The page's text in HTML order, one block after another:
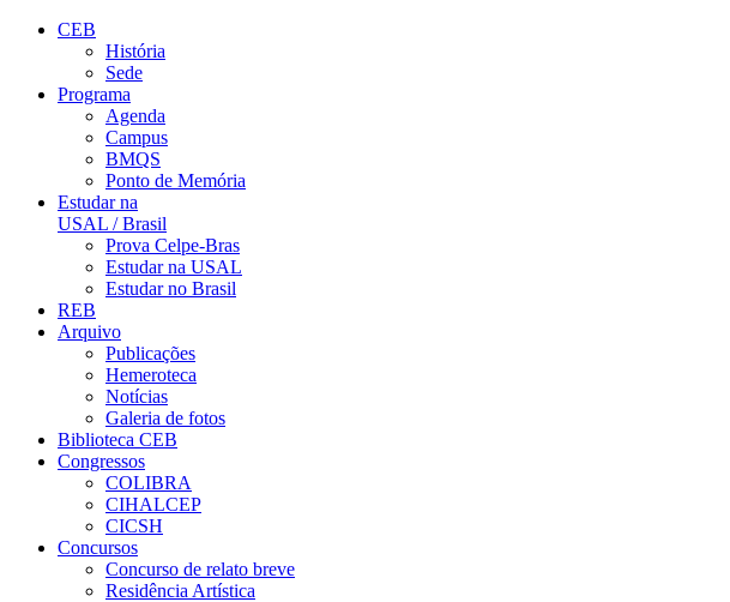
CEB
História
Sede
Programa
Agenda
Campus
BMQS
Ponto de Memória
Estudar na
USAL / Brasil
Prova Celpe-Bras
Estudar na USAL
Estudar no Brasil
REB
Arquivo
Publicações
Hemeroteca
Notícias
Galeria de fotos
Biblioteca CEB
Congressos
COLIBRA
CIHALCEP
CICSH
Concursos
Concurso de relato breve
Residência Artística